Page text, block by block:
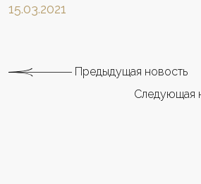
15.03.2021
Предыдущая новость
Следующая